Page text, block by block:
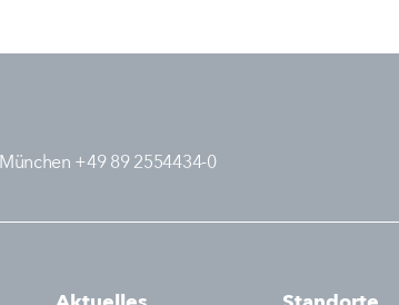
München +49 89 2554434-0